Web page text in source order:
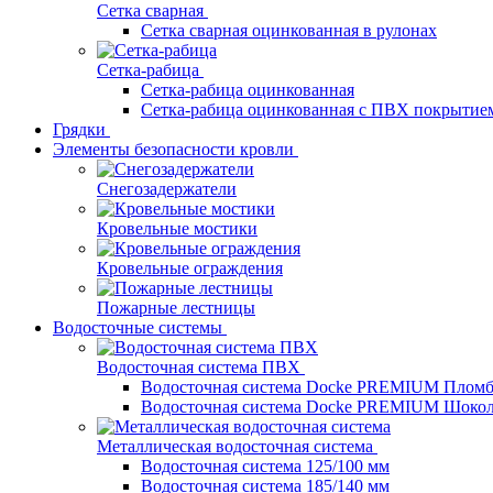
Сетка сварная
Сетка сварная оцинкованная в рулонах
Сетка-рабица
Сетка-рабица оцинкованная
Сетка-рабица оцинкованная с ПВХ
Грядки
Элементы безопасности кровли
Снегозадержатели
Кровельные мостики
Кровельные ограждения
Пожарные лестницы
Водосточные системы
Водосточная система ПВХ
Водосточная система Docke PREMIUM
Водосточная система Docke PREMIUM
Металлическая водосточная система
Водосточная система 125/100 мм
Водосточная система 185/140 мм